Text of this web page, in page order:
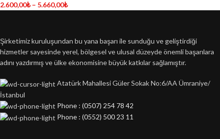
2.600,00₺ – 5.660,00₺
Şirketimiz kuruluşundan bu yana başarı ile sunduğu ve geliştirdiği
hizmetler sayesinde yerel, bölgesel ve ulusal düzeyde önemli başarılara
adını yazdırmış ve ülke ekonomisine büyük katkılar sağlamıştır.
Atatürk Mahallesi Güler Sokak No:6/AA Ümraniye/
İstanbul
Phone : (0507) 254 78 42
Phone : (0552) 500 23 11